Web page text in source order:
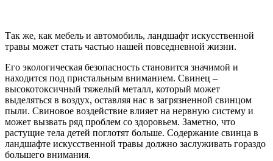
Так же, как мебель и автомобиль, ландшафт искусственной
травы может стать частью нашей повседневной жизни.
Его экологическая безопасность становится значимой и
находится под пристальным вниманием. Свинец –
высокотоксичный тяжелый металл, который может
выделяться в воздух, оставляя нас в загрязненной свинцом
пыли. Свиновое воздействие влияет на нервную систему и
может вызвать ряд проблем со здоровьем. Заметно, что
растущие тела детей поглотят больше. Содержание свинца в
ландшафте искусственной травы должно заслуживать гораздо
большего внимания.